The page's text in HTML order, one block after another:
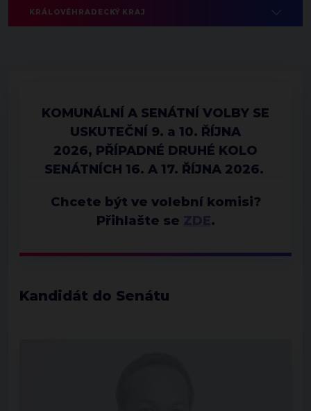
KRÁLOVÉHRADECKÝ KRAJ
KOMUNÁLNÍ A SENÁTNÍ VOLBY SE
USKUTEČNÍ 9. a 10. ŘÍJNA
2026, PŘÍPADNÉ DRUHÉ KOLO
SENÁTNÍCH 16. A 17. ŘÍJNA 2026.
Chcete být ve volební komisi?
Přihlašte se
.
Kandidát do Senátu